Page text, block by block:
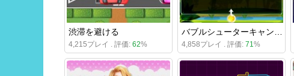
渋滞を避ける
4,215プレイ . 評価: 62% 4,858プレイ . 評価: 71%